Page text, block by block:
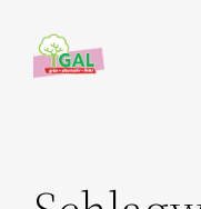
Inhalt
springen